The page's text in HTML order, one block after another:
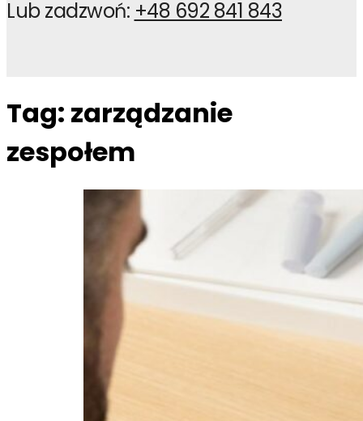
Lub zadzwoń: +48 692 841 843
Tag: zarządzanie
zespołem